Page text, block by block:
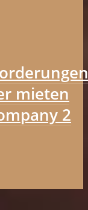
mieten
2